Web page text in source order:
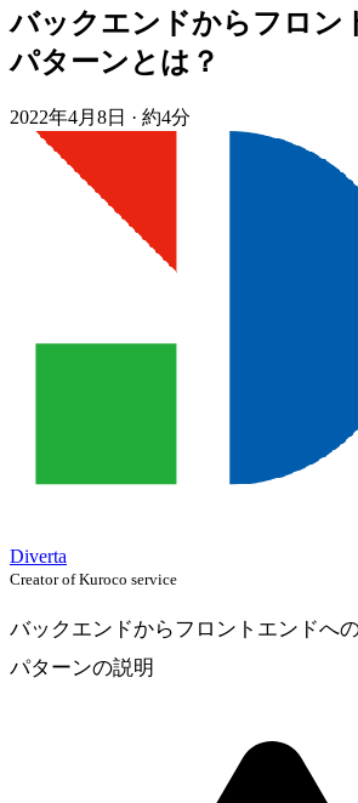
バックエンドからフロン
パターンとは？
2022年4月8日 · 約4分
Diverta
Creator of Kuroco service
バックエンドからフロントエンドへ
パターンの説明